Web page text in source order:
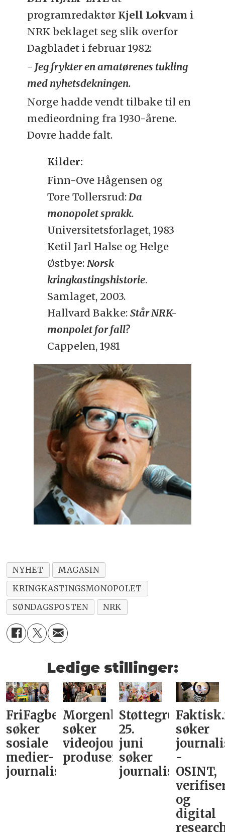
programredaktør Kjell Lokvam i
NRK beklaget seg slik overfor
Dagbladet i februar 1982:
- Jeg frykter en amatørenes tukling
med nyhetsdekningen.
Norge hadde vendt tilbake til en
medieordning fra 1930-årene.
Dovre hadde falt.
Kilder:
Finn-Ove Hågensen og
Tore Tollersrud:Da
monopolet sprakk.
Universitetsforlaget, 1983
Ketil Jarl Halse og Helge
Østbye: Norsk
kringkastingshistorie.
Samlaget, 2003.
Hallvard Bakke: Står NRK-
monpolet for fall?
Cappelen, 1981
NYHET
MAGASIN
KRINGKASTINGSMONOPOLET
SØNDAGSPOSTEN
NRK
Ledige stillinger:
FriFagbevegelse
søker
sosiale
medier-
journalist
Morgenbladet
søker
videojournalist/podkast-
produsent
Støttegruppa
25.
juni
søker
journalist
søker
-
OSINT,
og
digital